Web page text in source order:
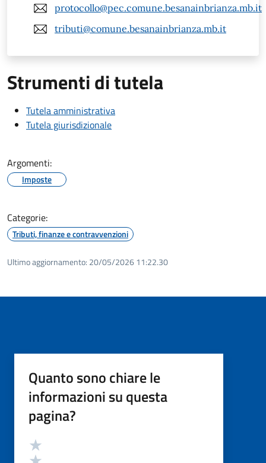
protocollo@pec.comune.besanainbrianza.mb.it
tributi@comune.besanainbrianza.mb.it
Strumenti di tutela
Tutela amministrativa
Tutela giurisdizionale
Argomenti:
Imposte
Categorie:
Tributi, finanze e contravvenzioni
Ultimo aggiornamento: 20/05/2026 11:22.30
Quanto sono chiare le
informazioni su questa
pagina?
Valutazione